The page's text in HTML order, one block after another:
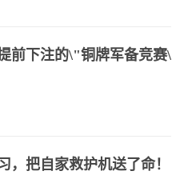
前下注的\"铜牌军备竞赛\"
，把自家救护机送了命！